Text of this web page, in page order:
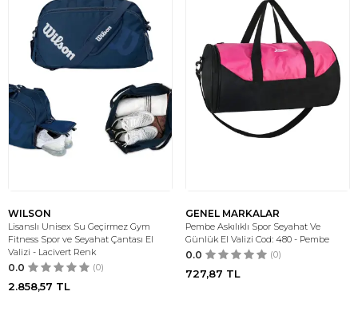
WILSON
Lisanslı Unisex Su Geçirmez Gym
Fitness Spor ve Seyahat Çantası El
Valizi - Lacivert Renk
0.0 (0)
2.858,57 TL
GENEL MARKALAR
Pembe Askılıklı Spor Seyahat Ve
Günlük El Valizi Cod: 480 - Pembe
0.0 (0)
727,87 TL